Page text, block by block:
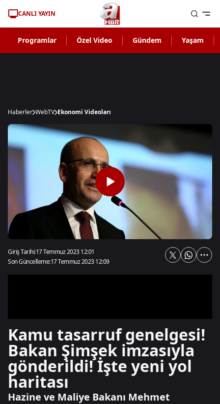
CANLI YAYIN
Programlar Özel Video Gündem Yaşam
Haberler WebTV Ekonomi Videoları
Giriş Tarihi:17 Temmuz 2023 12:01
Son Güncelleme:17 Temmuz 2023 12:09
Kamu tasarruf genelgesi!
Bakan Şimşek imzasıyla
gönderildi! İşte yeni yol
haritası
Hazine ve Maliye Bakanı Mehmet